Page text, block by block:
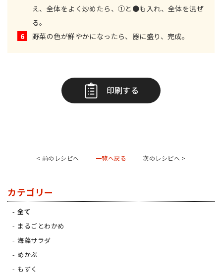
え、全体をよく炒めたら、①と●も入れ、全体を混ぜ
る。
6
野菜の色が鮮やかになったら、器に盛り、完成。
印刷する
< 前のレシピへ 一覧へ戻る 次のレシピへ >
カテゴリー
全て
まるごとわかめ
海藻サラダ
めかぶ
もずく